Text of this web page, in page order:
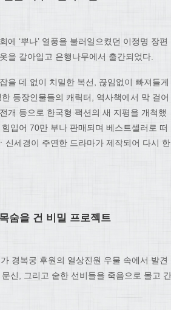
‘뿌나’ 열풍을 불러일으켰던 이정명 장편
을 갈아입고 은행나무에서 출간되었다.
을 데 없이 치밀한 복선, 끊임없이 빠져들게
등장인물들의 캐릭터, 역사책에서 막 걸어
개 등으로 한국형 팩션의 새 지평을 개척했
입어 70만 부나 판매되며 베스트셀러로 떠
신세경이 주연한 드라마가 제작되어 다시 한
숨을 건 비밀 프로젝트
경복궁 후원의 열상진원 우물 속에서 발견
신, 그리고 숱한 선비들을 죽음으로 몰고 간